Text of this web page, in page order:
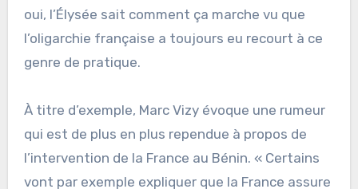
oui, l’Élysée sait comment ça marche vu que
l’oligarchie française a toujours eu recourt à ce
genre de pratique.
À titre d’exemple, Marc Vizy évoque une rumeur
qui est de plus en plus rependue à propos de
l’intervention de la France au Bénin. « Certains
vont par exemple expliquer que la France assure